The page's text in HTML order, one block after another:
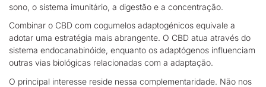
sono, o sistema imunitário, a digestão e a concentração.
Combinar o CBD com cogumelos adaptogénicos equivale a
adotar uma estratégia mais abrangente. O CBD atua através do
sistema endocanabinóide, enquanto os adaptógenos influenciam
outras vias biológicas relacionadas com a adaptação.
O principal interesse reside nessa complementaridade. Não nos